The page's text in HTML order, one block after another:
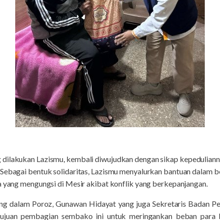
dilakukan Lazismu, kembali diwujudkan dengan sikap
bentuk solidaritas, Lazismu menyalurkan bantuan dalam
mengungsi di Mesir akibat konflik yang berkepanjangan.
dalam Poroz, Gunawan Hidayat yang juga Sekretaris Badan
pembagian sembako ini untuk meringankan beban para